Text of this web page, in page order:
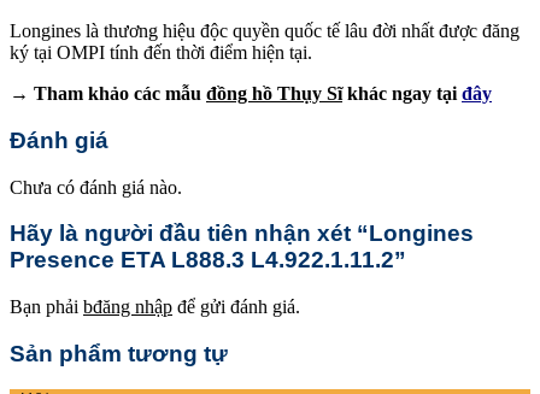
Longines là thương hiệu độc quyền quốc tế lâu đời nhất được đăng
ký tại OMPI tính đến thời điểm hiện tại.
→ Tham khảo các mẫu đồng hồ Thụy Sĩkhác ngay tại đây
Đánh giá
Chưa có đánh giá nào.
Hãy là người đầu tiên nhận xét “Longines
Presence ETA L888.3 L4.922.1.11.2”
Bạn phải bđăng nhập để gửi đánh giá.
Sản phẩm tương tự